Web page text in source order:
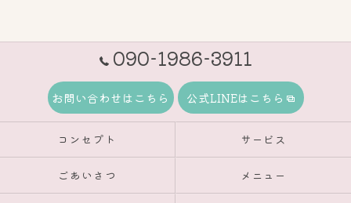
090-1986-3911
お問い合わせはこちら 公式LINEはこちら
コンセプト サービス
ごあいさつ メニュー